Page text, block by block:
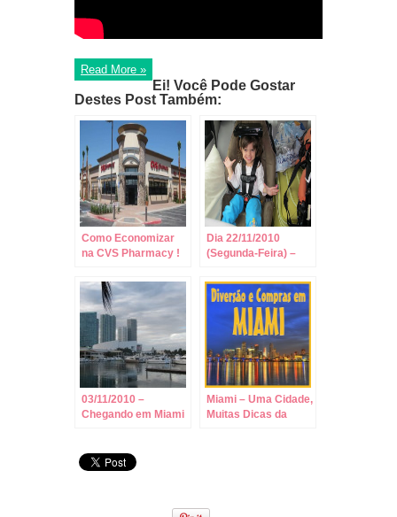
Read More »
Ei! Você Pode Gostar
Destes Post Também:
Como Economizar
na CVS Pharmacy !
Dia 22/11/2010
(Segunda-Feira) –
Miami, Miami Heat e
Bay Side.
03/11/2010 –
Chegando em Miami
Miami – Uma Cidade,
Muitas Dicas da